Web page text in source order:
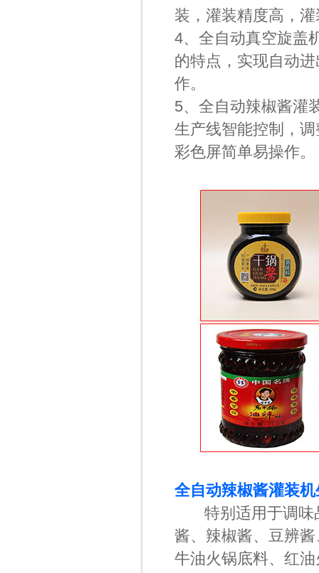
装，灌装精度高，
4、全自动真空旋盖
的特点，实现自动
作。
5、全自动辣椒酱灌
生产线智能控制，
彩色屏简单易操作。
全自动辣椒酱灌装
特别适用于调味
酱、辣椒酱、豆辨
牛油火锅底料、红